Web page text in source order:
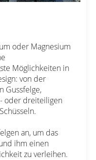
oder Magnesium
Möglichkeiten in
von der
Gussfelge,
oder dreiteiligen
an, um das
ihm einen
zu verleihen.